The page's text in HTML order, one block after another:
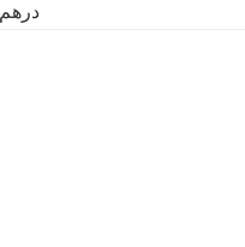
درهم